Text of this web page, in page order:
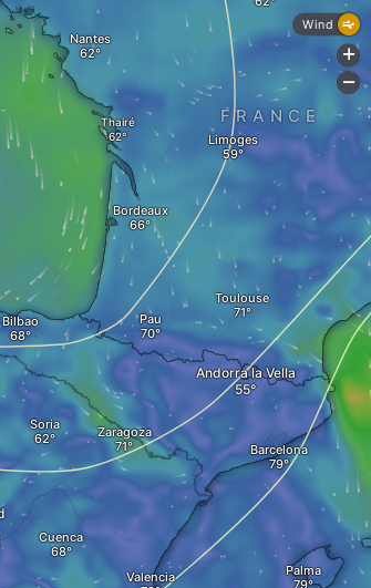
Valencia
Cuenca
Bordeaux
Bilbao
Soria
Pau
Zaragoza
Nantes
Thairé
Palma
Toulouse
Andorra la Vella
Barcelona
FRANCE
Limoges
Wind
+
-